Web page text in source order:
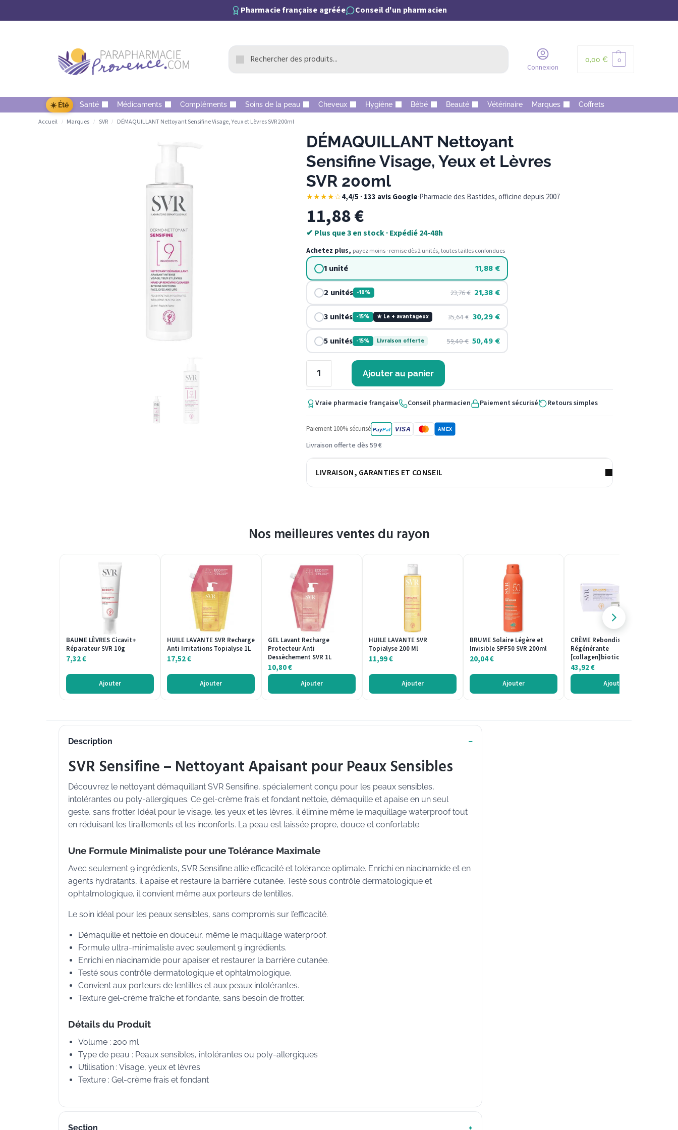
Pharmacie française agréée Conseil d'un pharmacien
Connexion
0,00 € 0
☀️ Été Santé Médicaments Compléments Soins de la peau Cheveux Hygiène Bébé Beauté Vétérinaire Marques Coffrets
Accueil / Marques / SVR / DÉMAQUILLANT Nettoyant Sensifine Visage, Yeux et Lèvres SVR 200ml
DÉMAQUILLANT Nettoyant
Sensifine Visage, Yeux et Lèvres
SVR 200ml
★★★★☆4,4/5 · 133 avis Google·Pharmacie des Bastides, officine depuis 2007
11,88€
✔ Plus que 3 en stock · Expédié 24-48h
Achetez plus, payez moins · remise dès 2 unités, toutes tailles confondues
1 unité 11,88€
2 unités -10% 23,76€ 21,38€
3 unités -15% ★ Le + avantageux 35,64€ 30,29€
5 unités -15% Livraison offerte 59,40€ 50,49€
Ajouter au panier
Vraie pharmacie française Conseil pharmacien Paiement sécurisé Retours simples
Paiement 100% sécurisé PayPal VISA AMEX
Livraison offerte dès 59 €
LIVRAISON, GARANTIES ET CONSEIL
Nos meilleures ventes du rayon
BAUME LÈVRES Cicavit+
Réparateur SVR 10g
7,32€
Ajouter
HUILE LAVANTE SVR Recharge
Anti Irritations Topialyse 1L
17,52€
Ajouter
GEL Lavant Recharge
Protecteur Anti
Dessèchement SVR 1L
10,80€
Ajouter
HUILE LAVANTE SVR
Topialyse 200 Ml
11,99€
Ajouter
BRUME Solaire Légère et
Invisible SPF50 SVR 200ml
20,04€
Ajouter
CRÈME Rebondissante
Régénérante
[collagen]biotic SVR 50ml
43,92€
Ajouter
Description
SVR Sensifine – Nettoyant Apaisant pour Peaux Sensibles
Découvrez le nettoyant démaquillant SVR Sensifine, spécialement conçu pour les peaux sensibles,
intolérantes ou poly-allergiques. Ce gel-crème frais et fondant nettoie, démaquille et apaise en un seul
geste, sans frotter. Idéal pour le visage, les yeux et les lèvres, il élimine même le maquillage waterproof tout
en réduisant les tiraillements et les inconforts. La peau est laissée propre, douce et confortable.
Une Formule Minimaliste pour une Tolérance Maximale
Avec seulement 9 ingrédients, SVR Sensifine allie efficacité et tolérance optimale. Enrichi en niacinamide et en
agents hydratants, il apaise et restaure la barrière cutanée. Testé sous contrôle dermatologique et
ophtalmologique, il convient même aux porteurs de lentilles.
Le soin idéal pour les peaux sensibles, sans compromis sur l’efficacité.
Démaquille et nettoie en douceur, même le maquillage waterproof.
Formule ultra-minimaliste avec seulement 9 ingrédients.
Enrichi en niacinamide pour apaiser et restaurer la barrière cutanée.
Testé sous contrôle dermatologique et ophtalmologique.
Convient aux porteurs de lentilles et aux peaux intolérantes.
Texture gel-crème fraîche et fondante, sans besoin de frotter.
Détails du Produit
Volume : 200 ml
Type de peau : Peaux sensibles, intolérantes ou poly-allergiques
Utilisation : Visage, yeux et lèvres
Texture : Gel-crème frais et fondant
Section